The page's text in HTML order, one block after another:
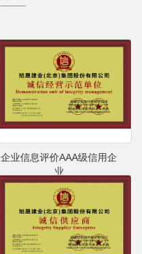
企业信息评价AAA级信用企
业